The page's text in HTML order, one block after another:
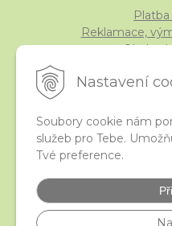
Nastavení
Soubory cookie nám
služeb pro Tebe.
Tvé preference.
Reklamace,
České